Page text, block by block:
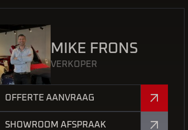
MIKE FRONS
VERKOPER
OFFERTE AANVRAAG
SHOWROOM AFSPRAAK